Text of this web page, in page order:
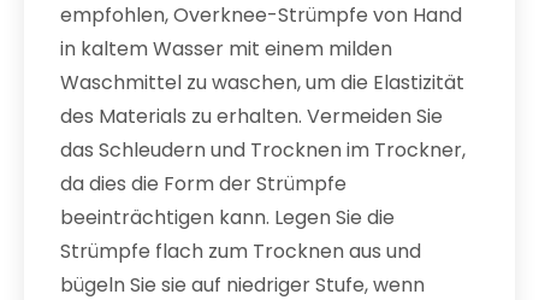
empfohlen, Overknee-Strümpfe von Hand
in kaltem Wasser mit einem milden
Waschmittel zu waschen, um die Elastizität
des Materials zu erhalten. Vermeiden Sie
das Schleudern und Trocknen im Trockner,
da dies die Form der Strümpfe
beeinträchtigen kann. Legen Sie die
Strümpfe flach zum Trocknen aus und
bügeln Sie sie auf niedriger Stufe, wenn